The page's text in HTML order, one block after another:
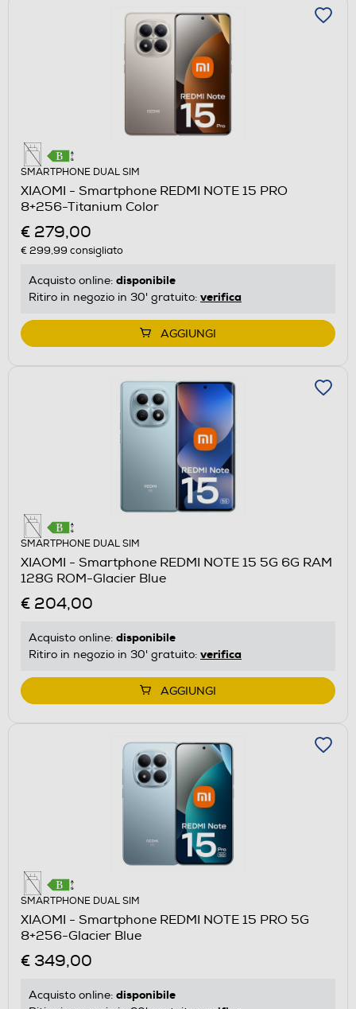
SMARTPHONE DUAL SIM
XIAOMI - Smartphone REDMI NOTE 15 PRO
8+256-Titanium Color
€ 279,00
€ 299,99 consigliato
Acquisto online: disponibile
Ritiro in negozio in 30' gratuito: verifica
AGGIUNGI
SMARTPHONE DUAL SIM
XIAOMI - Smartphone REDMI NOTE 15 5G 6G RAM
128G ROM-Glacier Blue
€ 204,00
Acquisto online: disponibile
Ritiro in negozio in 30' gratuito: verifica
AGGIUNGI
SMARTPHONE DUAL SIM
XIAOMI - Smartphone REDMI NOTE 15 PRO 5G
8+256-Glacier Blue
€ 349,00
Acquisto online: disponibile